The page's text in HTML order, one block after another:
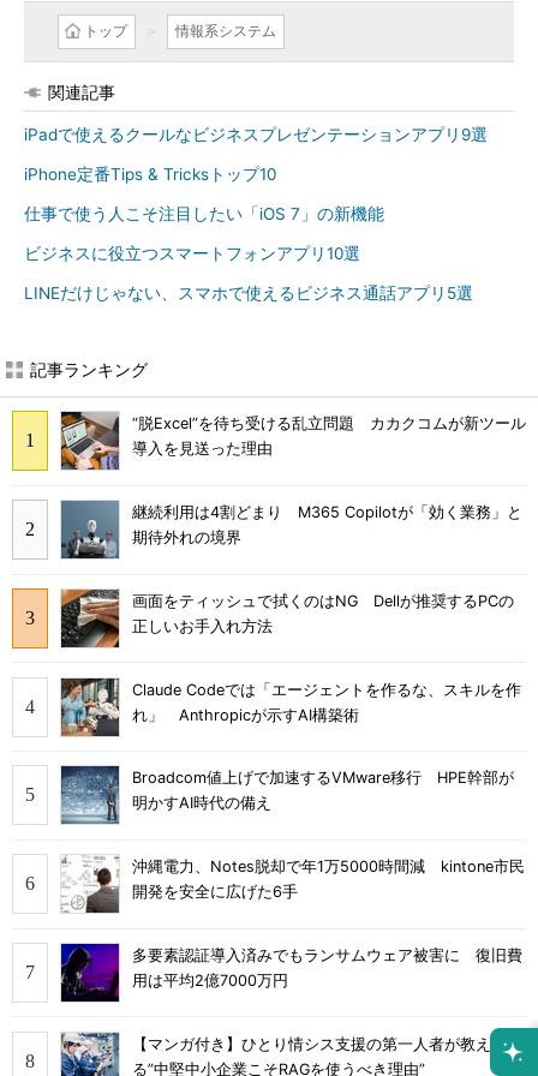
トップ 情報系システム
関連記事
iPadで使えるクールなビジネスプレゼンテーションアプリ9選
iPhone定番Tips & Tricksトップ10
仕事で使う人こそ注目したい「iOS 7」の新機能
ビジネスに役立つスマートフォンアプリ10選
LINEだけじゃない、スマホで使えるビジネス通話アプリ5選
記事ランキング
“脱Excel”を待ち受ける乱立問題 カカクコムが新ツール
導入を見送った理由
継続利用は4割どまり M365 Copilotが「効く業務」と
期待外れの境界
画面をティッシュで拭くのはNG Dellが推奨するPCの
正しいお手入れ方法
Claude Codeでは「エージェントを作るな、スキルを作
れ」 Anthropicが示すAI構築術
Broadcom値上げで加速するVMware移行 HPE幹部が
明かすAI時代の備え
沖縄電力、Notes脱却で年1万5000時間減 kintone市民
開発を安全に広げた6手
多要素認証導入済みでもランサムウェア被害に 復旧費
用は平均2億7000万円
【マンガ付き】ひとり情シス支援の第一人者が教え
る”中堅中小企業こそRAGを使うべき理由”